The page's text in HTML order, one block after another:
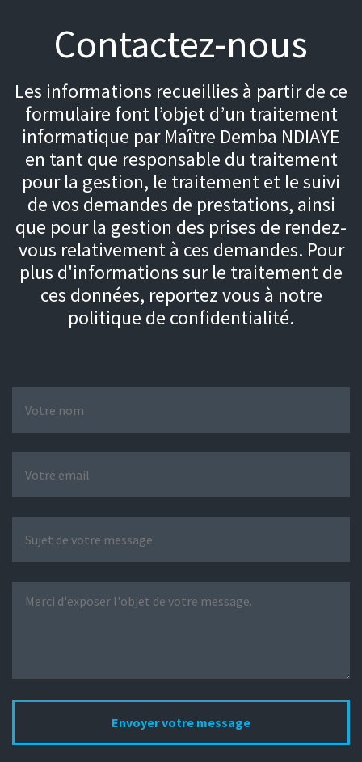
Contactez-nous
Les informations recueillies à partir de ce
formulaire font l’objet d’un traitement
informatique par Maître Demba NDIAYE
en tant que responsable du traitement
pour la gestion, le traitement et le suivi
de vos demandes de prestations, ainsi
que pour la gestion des prises de rendez-
vous relativement à ces demandes. Pour
plus d'informations sur le traitement de
ces données, reportez vous à notre
politique de confidentialité.